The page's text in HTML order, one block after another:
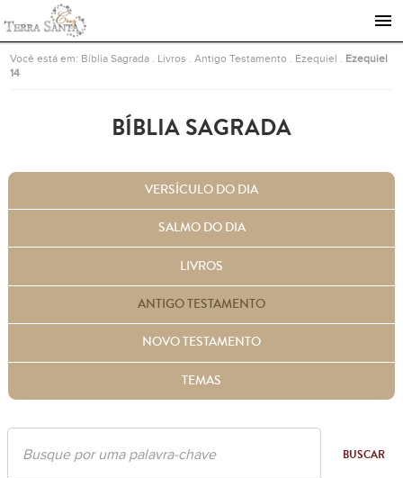
Ir para a página inicial
Você está em: Bíblia Sagrada Livros .Antigo Testamento Ezequiel
Ezequiel
14
BÍBLIA SAGRADA
VERSÍCULO DO DIA
SALMO DO DIA
LIVROS
ANTIGO TESTAMENTO
NOVO TESTAMENTO
TEMAS
BUSCAR